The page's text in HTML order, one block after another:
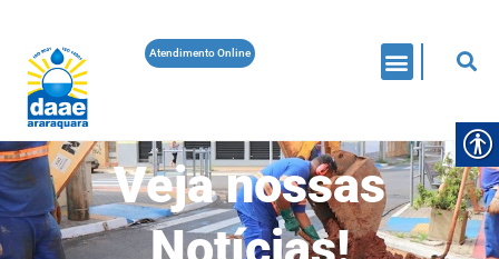
Atendimento Online
Veja nossas